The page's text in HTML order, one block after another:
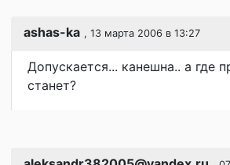
ashas-ka , 13 марта 2006 в 13:27
Допускается... канешна.. а где
станет?